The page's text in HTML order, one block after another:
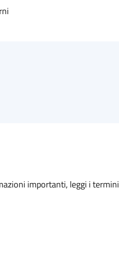
importanti, leggi i termini